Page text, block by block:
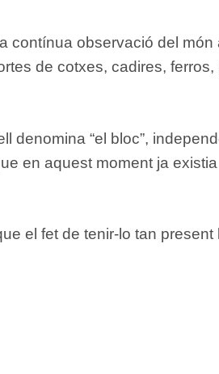
contínua observació del
de cotxes, cadires,
denomina “el bloc”,
en aquest moment ja existia
el fet de tenir-lo tan